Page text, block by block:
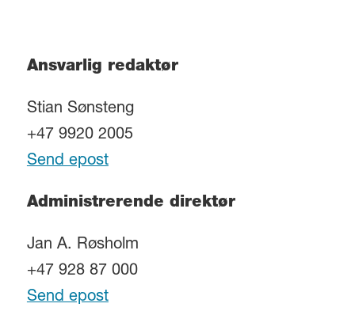
Ansvarlig redaktør
Stian Sønsteng
+47 9920 2005
Send epost
Administrerende direktør
Jan A. Røsholm
+47 928 87 000
Send epost